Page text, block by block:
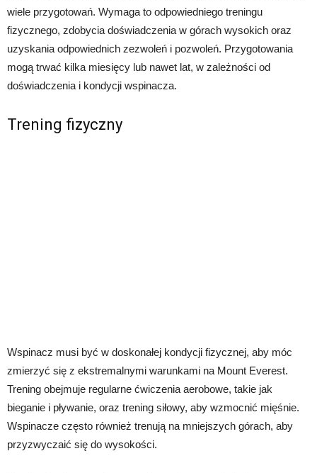
wiele przygotowań. Wymaga to odpowiedniego treningu
fizycznego, zdobycia doświadczenia w górach wysokich oraz
uzyskania odpowiednich zezwoleń i pozwoleń. Przygotowania
mogą trwać kilka miesięcy lub nawet lat, w zależności od
doświadczenia i kondycji wspinacza.
Trening fizyczny
Wspinacz musi być w doskonałej kondycji fizycznej, aby móc
zmierzyć się z ekstremalnymi warunkami na Mount Everest.
Trening obejmuje regularne ćwiczenia aerobowe, takie jak
bieganie i pływanie, oraz trening siłowy, aby wzmocnić mięśnie.
Wspinacze często również trenują na mniejszych górach, aby
przyzwyczaić się do wysokości.